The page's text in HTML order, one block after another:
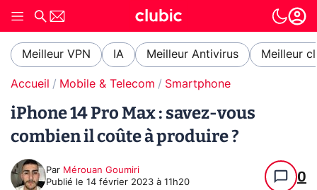
Meilleur VPN IA Meilleur Antivirus Meilleur
Accueil Mobile & Telecom Smartphone
iPhone 14 Pro Max : savez-vous
combien il coûte à produire ?
Par Mérouan Goumiri
Publié le 14 février 2023 à 11h20 0